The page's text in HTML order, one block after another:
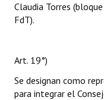
Claudia Torres
FdT).
Art. 19°)
Se designan como
para integrar el